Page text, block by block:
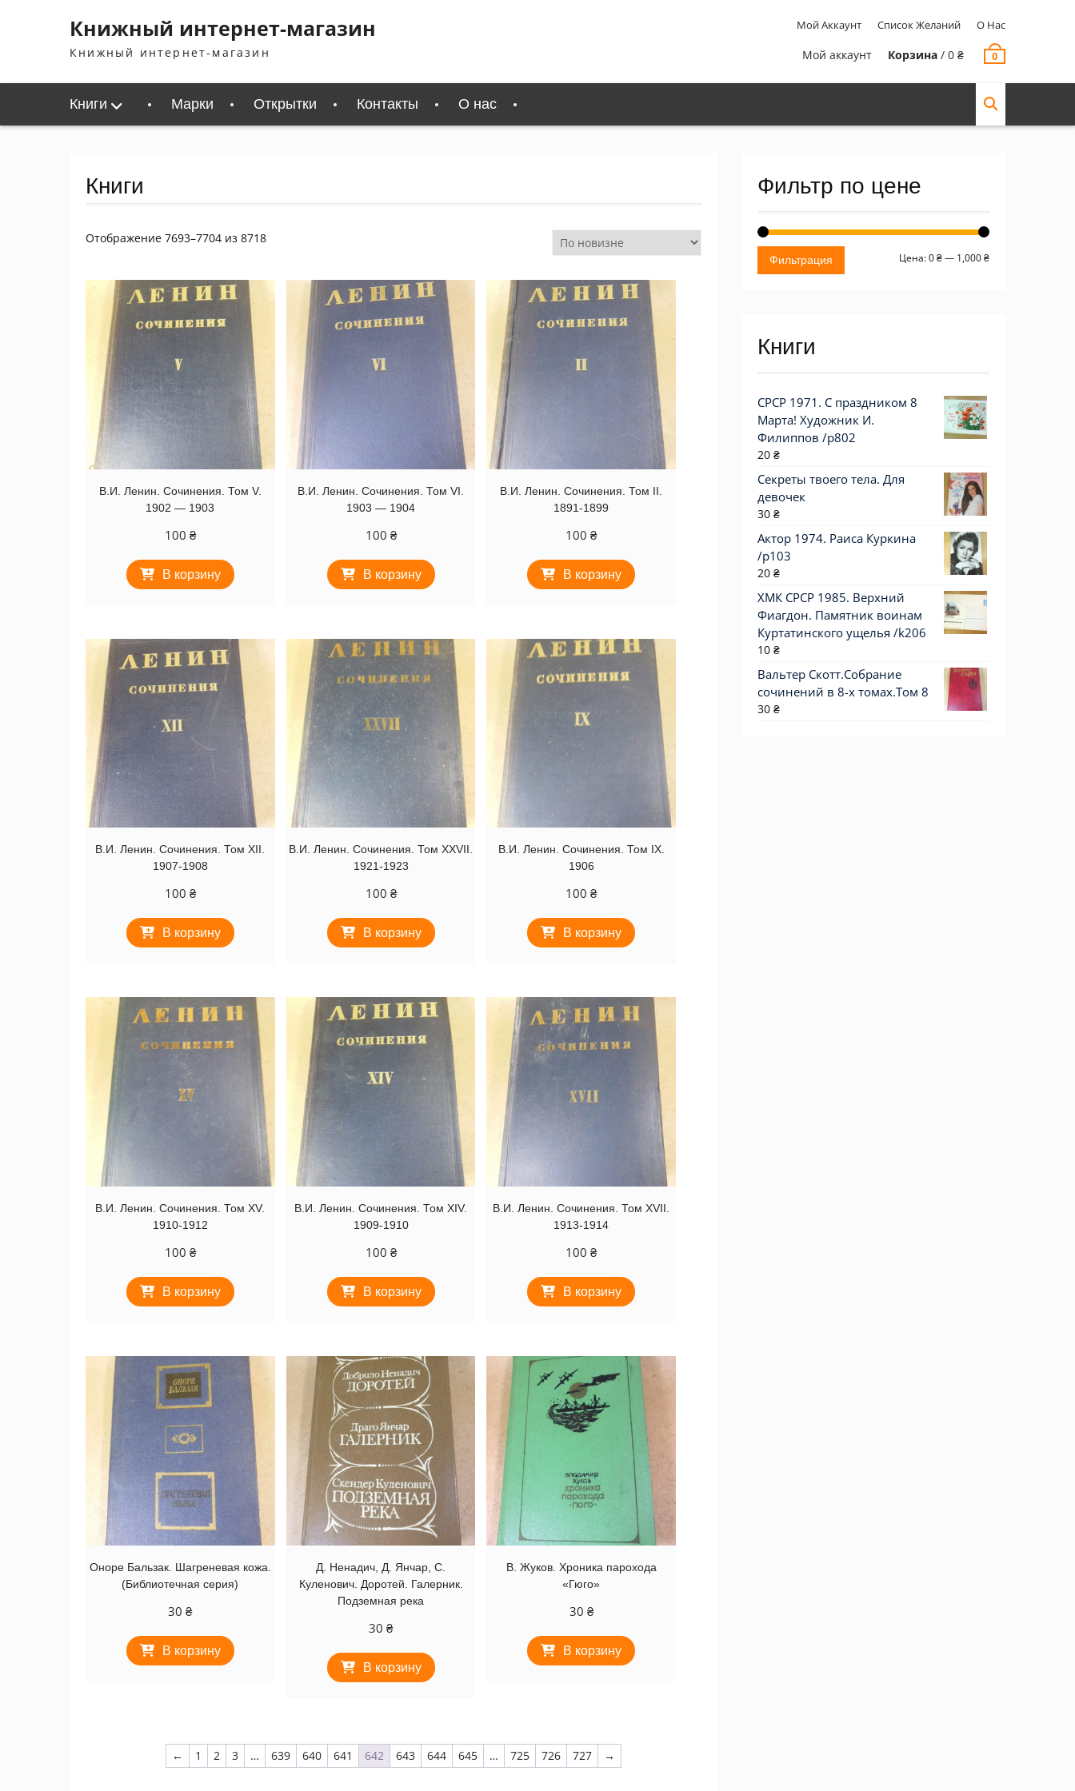
содержимомуКнижный интернет-магазин
Книжный интернет-магазин
Мой Аккаунт Список Желаний О Нас
Мой аккаунт Корзина / 0 ₴ 0
Книги Марки Открытки Контакты О нас
Книги
Отображение 7693–7704 из 8718Сортировка:
В.И. Ленин. Сочинения. Том V.
1902 — 1903
100 ₴
В корзину
В.И. Ленин. Сочинения. Том VI.
1903 — 1904
100 ₴
В корзину
В.И. Ленин. Сочинения. Том II.
1891-1899
100₴
В корзину
В.И. Ленин. Сочинения. Том XII.
1907-1908
100 ₴
В корзину
В.И. Ленин. Сочинения. Том XXVII.
1921-1923
100 ₴
В корзину
В.И. Ленин. Сочинения. Том IX.
1906
100₴
В корзину
В.И. Ленин. Сочинения. Том XV.
1910-1912
100 ₴
В корзину
В.И. Ленин. Сочинения. Том XIV.
1909-1910
100 ₴
В корзину
В.И. Ленин. Сочинения. Том XVII.
1913-1914
100₴
В корзину
Оноре Бальзак. Шагреневая кожа.
(Библиотечная серия)
30₴
В корзину
Д. Ненадич, Д. Янчар, С.
Куленович. Доротей. Галерник.
Подземная река
30 ₴
В корзину
В. Жуков. Хроника парохода
«Гюго»
30 ₴
В корзину
← 1 2 3 … 639 640 641 642 643 644 645 … 725 726 727 →
Фильтр по цене
Минимальная
Максимальная
Фильтрация Цена:0 ₴— 1,000 ₴
Книги
СРСР 1971. С праздником 8
Марта! Художник И.
Филиппов /р802
20 ₴
Секреты твоего тела. Для
девочек
30 ₴
Актор 1974. Раиса Куркина
/p103
20 ₴
ХМК СРСР 1985. Верхний
Фиагдон. Памятник воинам
Куртатинского ущелья /k206
10 ₴
Вальтер Скотт.Собрание
сочинений в 8-х томах.Том 8
30 ₴